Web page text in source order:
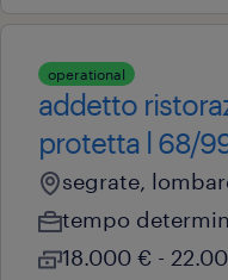
operational
addetto
protetta l 68/
segrate,
tempo
18.000 € -